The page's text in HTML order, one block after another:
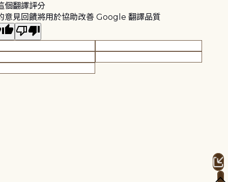
個翻譯評分
意見回饋將用於協助改善 Google 翻譯品質